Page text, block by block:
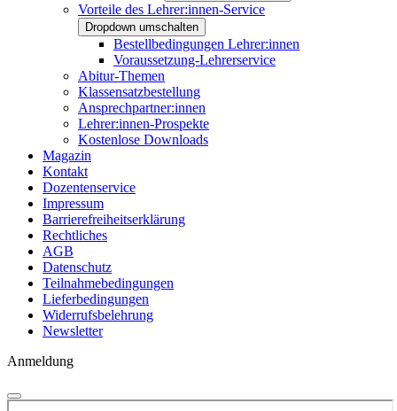
Vorteile des Lehrer:innen-Service
Dropdown umschalten
Bestellbedingungen Lehrer:innen
Voraussetzung-Lehrerservice
Abitur-Themen
Klassensatzbestellung
Ansprechpartner:innen
Lehrer:innen-Prospekte
Kostenlose Downloads
Magazin
Kontakt
Dozentenservice
Impressum
Barrierefreiheitserklärung
Rechtliches
AGB
Datenschutz
Teilnahmebedingungen
Lieferbedingungen
Widerrufsbelehrung
Newsletter
Anmeldung